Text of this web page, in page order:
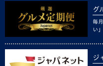
グ
毎
い
ジ